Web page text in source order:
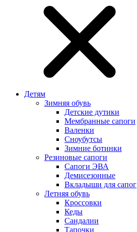
Детям
Зимняя обувь
Детские дутики
Мембранные сапоги
Валенки
Сноубутсы
Зимние ботинки
Резиновые сапоги
Сапоги ЭВА
Демисезонные
Вкладыши для сапог
Летняя обувь
Кроссовки
Кеды
Сандалии
Тапочки